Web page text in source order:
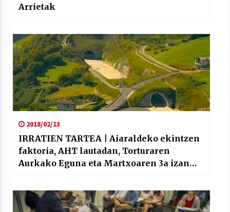
Arrietak
2018/02/13
IRRATIEN TARTEA | Aiaraldeko ekintzen
faktoria, AHT lautadan, Torturaren
Aurkako Eguna eta Martxoaren 3a izan